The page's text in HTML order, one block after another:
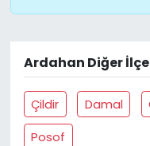
Ardahan Diğer
Çildir Damal
Posof